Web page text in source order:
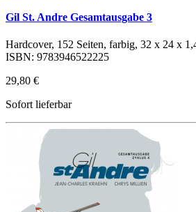
Gil St. Andre Gesamtausgabe 3
Hardcover, 152 Seiten, farbig, 32 x 24 x
ISBN: 9783946522225
29,80 €
Sofort lieferbar